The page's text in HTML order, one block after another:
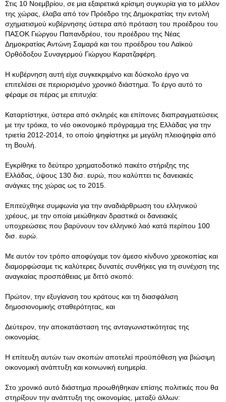
Στις 10 Νοεμβρίου, σε μια εξαιρετικά κρίσιμη συγκυρία για το μέλλον
της χώρας, έλαβα από τον Πρόεδρο της Δημοκρατίας την εντολή
σχηματισμού κυβέρνησης ύστερα από πρόταση του προέδρου του
ΠΑΣΟΚ Γιώργου Παπανδρέου, του προέδρου της Νέας
Δημοκρατίας Αντώνη Σαμαρά και του προέδρου του Λαϊκού
Ορθόδοξου Συναγερμού Γιώργου Καρατζαφέρη.
Η κυβέρνηση αυτή είχε συγκεκριμένο και δύσκολο έργο να
επιτελέσει σε περιορισμένο χρονικό διάστημα. Το έργο αυτό το
φέραμε σε πέρας με επιτυχία:
Καταρτίστηκε, ύστερα από σκληρές και επίπονες διαπραγματεύσεις
με την τρόικα, το νέο οικονομικό πρόγραμμα της Ελλάδας για την
τριετία 2012-2014, το οποίο ψηφίστηκε με μεγάλη πλειοψηφία από
τη Βουλή.
Εγκρίθηκε το δεύτερο χρηματοδοτικό πακέτο στήριξης της
Ελλάδας, ύψους 130 δισ. ευρώ, που καλύπτει τις δανειακές
ανάγκες της χώρας ως το 2015.
Επιτεύχθηκε συμφωνία για την αναδιάρθρωση του ελληνικού
χρέους, με την οποία μειώθηκαν δραστικά οι δανειακές
υποχρεώσεις που βαρύνουν τον ελληνικό λαό κατά περίπου 100
δισ. ευρώ.
Με αυτόν τον τρόπο αποφύγαμε τον άμεσο κίνδυνο χρεοκοπίας και
διαμορφώσαμε τις καλύτερες δυνατές συνθήκες για τη συνέχιση της
αναγκαίας προσπάθειας με διττό σκοπό:
Πρώτον, την εξυγίανση του κράτους και τη διασφάλιση
δημοσιονομικής σταθερότητας, και
Δεύτερον, την αποκατάσταση της ανταγωνιστικότητας της
οικονομίας.
Η επίτευξη αυτών των σκοπών αποτελεί προϋπόθεση για βιώσιμη
οικονομική ανάπτυξη και κοινωνική ευημερία.
Στο χρονικό αυτό διάστημα προωθήθηκαν επίσης πολιτικές που θα
στηρίξουν την ανάπτυξη της οικονομίας, μεταξύ άλλων: